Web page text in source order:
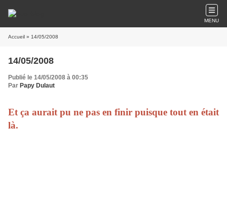
MENU
Accueil » 14/05/2008
14/05/2008
Publié le 14/05/2008 à 00:35
Par Papy Dulaut
Et ça aurait pu ne pas en finir puisque tout en était
là.